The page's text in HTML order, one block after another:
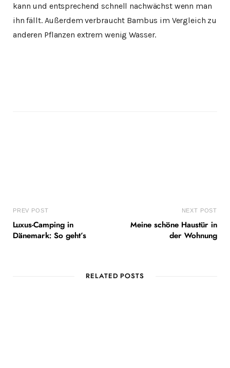
kann und entsprechend schnell nachwächst wenn man
ihn fällt. Außerdem verbraucht Bambus im Vergleich zu
anderen Pflanzen extrem wenig Wasser.
PREV POST
Luxus-Camping in
Dänemark: So geht’s
NEXT POST
Meine schöne Haustür in
der Wohnung
RELATED POSTS